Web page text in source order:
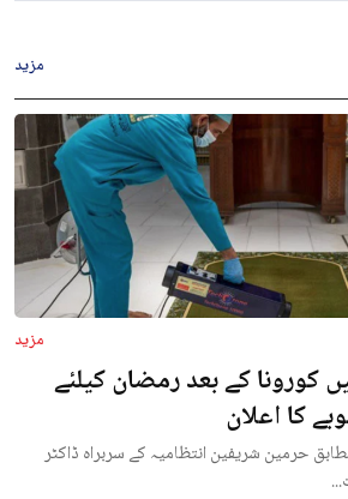
مزید
مزید
کورونا کے بعد رمضان کیلئے
کا اعلان
حرمین شریفین انتظامیہ کے سربراہ ڈاکٹر